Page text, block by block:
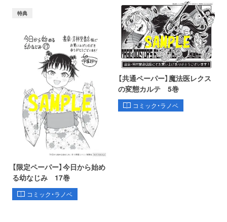
特典
【限定ペーパー】今日から始め
る幼なじみ 17巻
コミック・ラノベ
【共通ペーパー】魔法医レクス
の変態カルテ 5巻
コミック・ラノベ